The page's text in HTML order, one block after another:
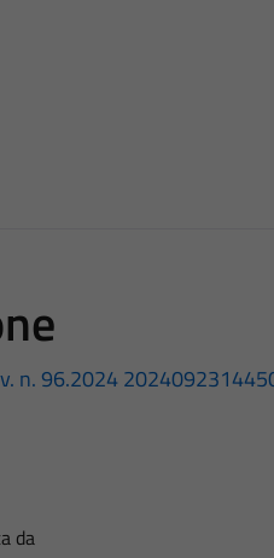
n. 96.2024
da